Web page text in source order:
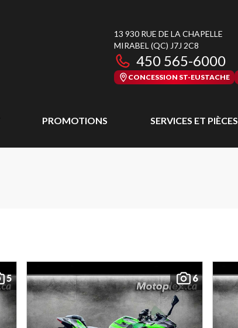
13 930 RUE DE LA CHAPELLE
MIRABEL (QC) J7J 2C8
450 565-6000
CONCESSION ST-EUSTACHE
PROMOTIONS SERVICES ET PIÈCES
5 6